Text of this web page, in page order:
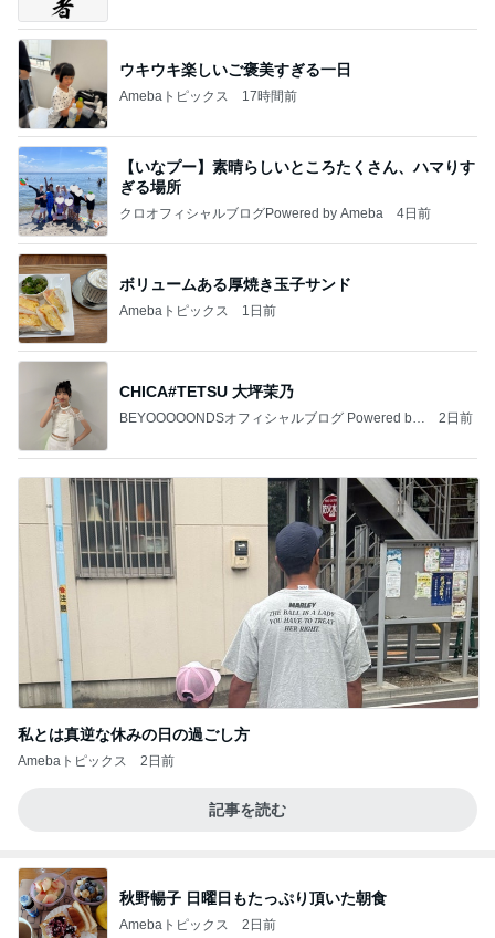
ウキウキ楽しいご褒美すぎる一日
Amebaトピックス 17時間前
【いなプー】素晴らしいところたくさん、ハマりす
ぎる場所
クロオフィシャルブログPowered by Ameba 4日前
ボリュームある厚焼き玉子サンド
Amebaトピックス 1日前
CHICA#TETSU 大坪茉乃
BEYOOOOONDSオフィシャルブログ Powered by
2日前
私とは真逆な休みの日の過ごし方
Amebaトピックス 2日前
記事を読む
秋野暢子 日曜日もたっぷり頂いた朝食
Amebaトピックス 2日前